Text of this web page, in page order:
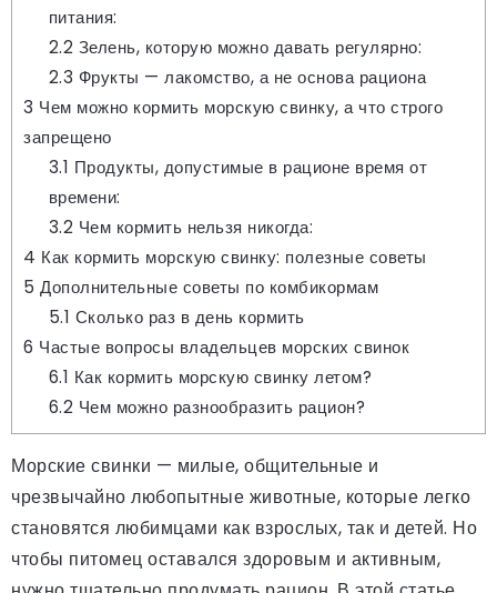
питания:
2.2 Зелень, которую можно давать регулярно:
2.3 Фрукты — лакомство, а не основа рациона
3 Чем можно кормить морскую свинку, а что строго
запрещено
3.1 Продукты, допустимые в рационе время от
времени:
3.2 Чем кормить нельзя никогда:
4 Как кормить морскую свинку: полезные советы
5 Дополнительные советы по комбикормам
5.1 Сколько раз в день кормить
6 Частые вопросы владельцев морских свинок
6.1 Как кормить морскую свинку летом?
6.2 Чем можно разнообразить рацион?
Морские свинки — милые, общительные и
чрезвычайно любопытные животные, которые легко
становятся любимцами как взрослых, так и детей. Но
чтобы питомец оставался здоровым и активным,